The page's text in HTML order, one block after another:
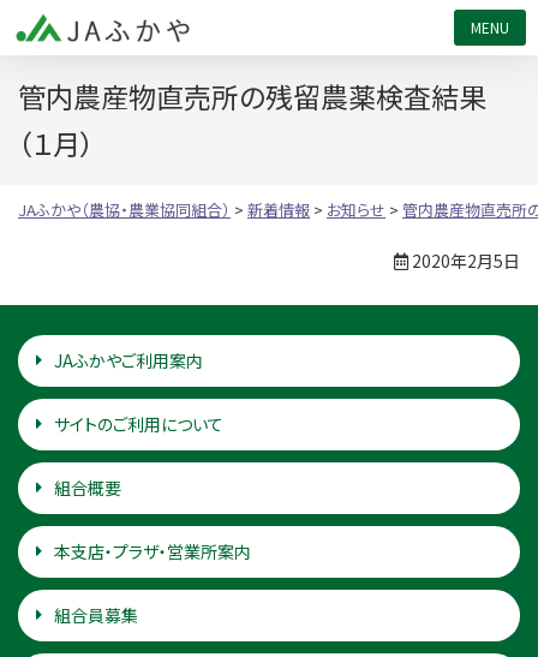
管内農産物直売所の残留農薬検査結果
（１月）
JAふかや（農協・農業協同組合） > 新着情報 > お知らせ > 管内農産物直売所
2020年2月5日
JAふかやご利用案内
サイトのご利用について
組合概要
本支店・プラザ・営業所案内
組合員募集